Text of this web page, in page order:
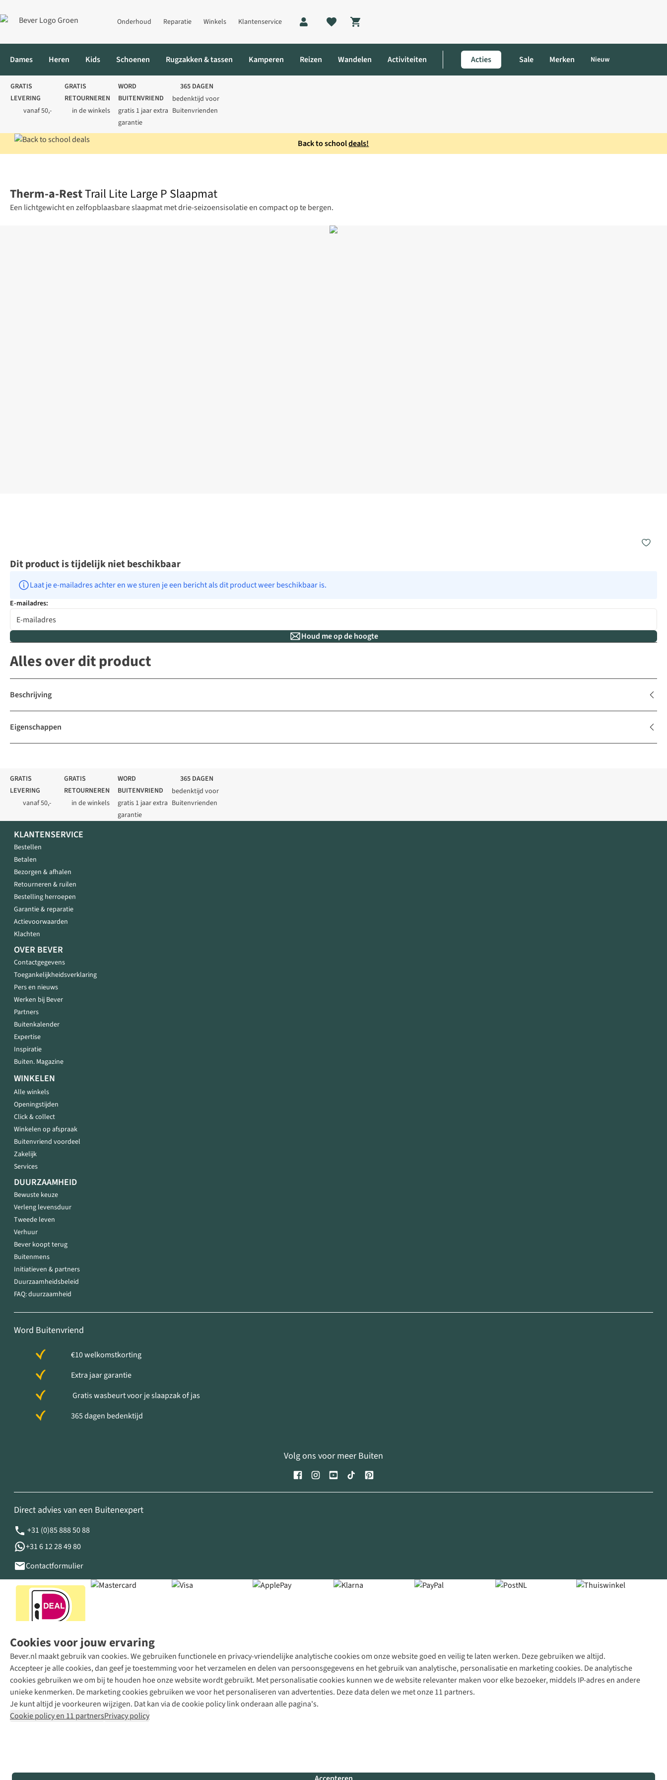
Onderhoud Reparatie Winkels Klantenservice
Shopping cart
Dames Heren Kids Schoenen Rugzakken & tassen Kamperen Reizen Wandelen Activiteiten Acties Sale Merken Nieuw
GRATIS
LEVERING
vanaf 50,-
GRATIS
RETOURNEREN
in de winkels
WORD
BUITENVRIEND
gratis 1 jaar extra
garantie
365 DAGEN
bedenktijd voor
Buitenvrienden
Back to schooldeals!
Therm-a-RestTrail Lite Large P Slaapmat
Een lichtgewicht en zelfopblaasbare slaapmat met drie-seizoensisolatie en compact op te bergen.
Dit product is tijdelijk niet beschikbaar
Laat je e-mailadres achter en we sturen je een bericht als dit product weer beschikbaar is.
E-mailadres:
Houd me op de hoogte
Alles over dit product
Beschrijving
Eigenschappen
Cookies voor jouw ervaring
Bever.nl maakt gebruik van cookies. We gebruiken functionele en privacy-vriendelijke analytische cookies om onze website goed en veilig te laten werken. Deze gebruiken we altijd.
Accepteer je alle cookies, dan geef je toestemming voor het verzamelen en delen van persoonsgegevens en het gebruik van analytische, personalisatie en marketing cookies. De analytische
cookies gebruiken we om bij te houden hoe onze website wordt gebruikt. Met personalisatie cookies kunnen we de website relevanter maken voor elke bezoeker, middels IP-adres en andere
unieke kenmerken. De marketing cookies gebruiken we voor het personaliseren van advertenties. Deze data delen we met onze 11 partners.
Je kunt altijd je voorkeuren wijzigen. Dat kan via de cookie policy link onderaan alle pagina's.
Cookie policy en 11 partnersPrivacy policy
GRATIS
LEVERING
vanaf 50,-
GRATIS
RETOURNEREN
in de winkels
WORD
BUITENVRIEND
gratis 1 jaar extra
garantie
365 DAGEN
bedenktijd voor
Buitenvrienden
KLANTENSERVICE
Bestellen
Betalen
Bezorgen & afhalen
Retourneren & ruilen
Bestelling herroepen
Garantie & reparatie
Actievoorwaarden
Klachten
OVER BEVER
Contactgegevens
Toegankelijkheidsverklaring
Pers en nieuws
Werken bij Bever
Partners
Buitenkalender
Expertise
Inspiratie
Buiten. Magazine
WINKELEN
Alle winkels
Openingstijden
Click & collect
Winkelen op afspraak
Buitenvriend voordeel
Zakelijk
Services
DUURZAAMHEID
Bewuste keuze
Verleng levensduur
Tweede leven
Verhuur
Bever koopt terug
Buitenmens
Initiatieven & partners
Duurzaamheidsbeleid
FAQ: duurzaamheid
Word Buitenvriend
€10 welkomstkorting
Extra jaar garantie
Gratis wasbeurt voor je slaapzak of jas
365 dagen bedenktijd
Volg ons voor meer Buiten
Direct advies van een Buitenexpert
+31 (0)85 888 50 88
+31 6 12 28 49 80
Contactformulier